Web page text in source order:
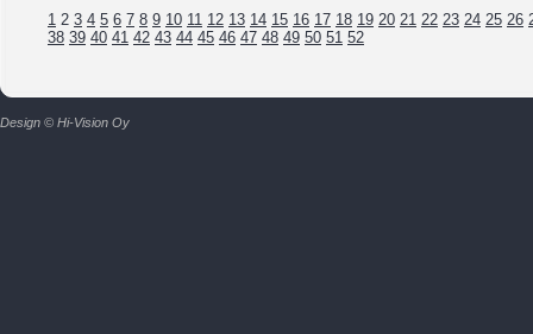
1 2 3 4 5 6 7 8 9 10 11 12 13 14 15 16 17 18 19 20 21 22 23 24 25 26
38 39 40 41 42 43 44 45 46 47 48 49 50 51 52
Design © Hi-Vision Oy